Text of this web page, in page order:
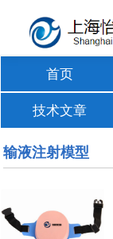
首页
技术文章
输液注射模型